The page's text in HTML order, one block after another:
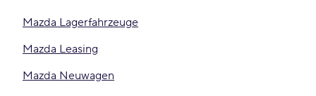
Mazda Lagerfahrzeuge
Mazda Leasing
Mazda Neuwagen